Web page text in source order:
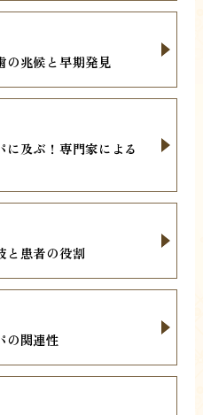
の兆候と早期発見
及ぶ！専門家による
と患者の役割
の関連性